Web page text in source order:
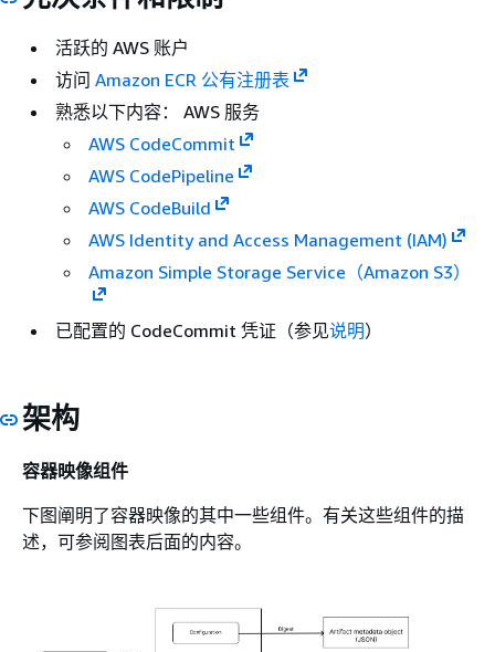
活跃的 AWS 账户
访问 Amazon ECR 公有注册表
熟悉以下内容： AWS 服务
AWS CodeCommit
AWS CodePipeline
AWS CodeBuild
AWS Identity and Access Management (IAM)
Amazon Simple Storage Service（Amazon S3）
已配置的 CodeCommit 凭证（参见说明）
架构
容器映像组件
下图阐明了容器映像的其中一些组件。有关这些组件的描
述，可参阅图表后面的内容。